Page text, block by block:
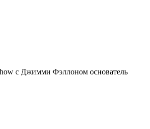
с Джимми Фэллоном основатель